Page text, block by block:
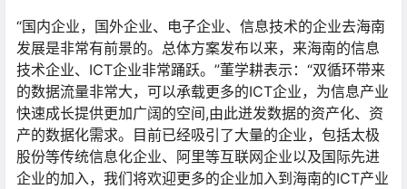
“国内企业，国外企业、电子企业、信息技术的企业去海南
发展是非常有前景的。总体方案发布以来，来海南的信息
技术企业、ICT企业非常踊跃。”董学耕表示：“双循环带来
的数据流量非常大，可以承载更多的ICT企业，为信息产业
快速成长提供更加广阔的空间,由此迸发数据的资产化、资
产的数据化需求。目前已经吸引了大量的企业，包括太极
股份等传统信息化企业、阿里等互联网企业以及国际先进
企业的加入，我们将欢迎更多的企业加入到海南的ICT产业